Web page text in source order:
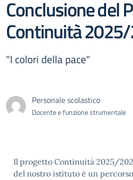
Conclusione del
Continuità
"I colori della pace"
Personale scolastico
Docente e funzione strumentale
Il progetto Continuità 2025/
del nostro istituto è un